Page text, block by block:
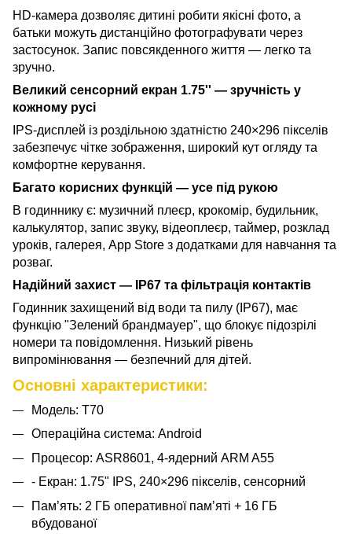
HD-камера дозволяє дитині робити якісні фото, а
батьки можуть дистанційно фотографувати через
застосунок. Запис повсякденного життя — легко та
зручно.
Великий сенсорний екран 1.75'' — зручність у
кожному русі
IPS-дисплей із роздільною здатністю 240×296 пікселів
забезпечує чітке зображення, широкий кут огляду та
комфортне керування.
Багато корисних функцій — усе під рукою
В годиннику є: музичний плеєр, крокомір, будильник,
калькулятор, запис звуку, відеоплеєр, таймер, розклад
уроків, галерея, App Store з додатками для навчання та
розваг.
Надійний захист — IP67 та фільтрація контактів
Годинник захищений від води та пилу (IP67), має
функцію "Зелений брандмауер", що блокує підозрілі
номери та повідомлення. Низький рівень
випромінювання — безпечний для дітей.
Основні характеристики:
Модель: T70
Операційна система: Android
Процесор: ASR8601, 4-ядерний ARM A55
- Екран: 1.75" IPS, 240×296 пікселів, сенсорний
Пам’ять: 2 ГБ оперативної памʼяті + 16 ГБ
вбудованої